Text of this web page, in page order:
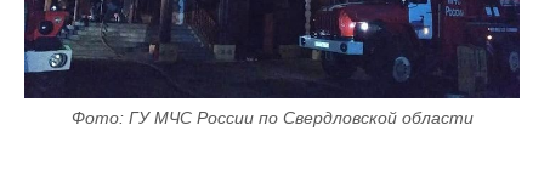
Фото: ГУ МЧС России по Свердловской области